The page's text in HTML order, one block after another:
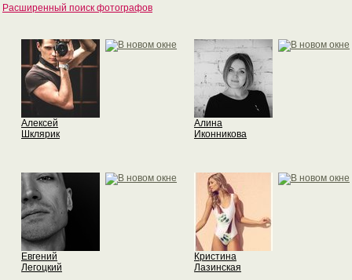
Расширенный поиск фотографов
Алексей
Шклярик
Алина
Иконникова
Евгений
Легоцкий
Кристина
Лазинская